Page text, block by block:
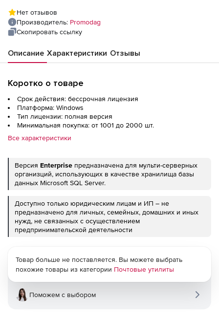
Pack of 100), Количество почтовых ящиков
Нет отзывов
Производитель: Promodag
Скопировать ссылку
Описание Характеристики Отзывы
Коротко о товаре
Срок действия: бессрочная лицензия
Платформа: Windows
Тип лицензии: полная версия
Минимальная покупка: от 1001 до 2000 шт.
Все характеристики
Версия Enterprise предназначена для мульти-серверных
организций, использующих в качестве хранилища базы
данных Microsoft SQL Server.
Доступно только юридическим лицам и ИП – не
предназначено для личных, семейных, домашних и иных
нужд, не связанных с осуществлением
предпринимательской деятельности
Товар больше не поставляется. Вы можете выбрать
похожие товары из категории Почтовые утилиты
Поможем с выбором